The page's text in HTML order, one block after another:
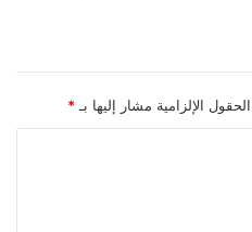
الحقول الإلزامية مشار إليها بـ *